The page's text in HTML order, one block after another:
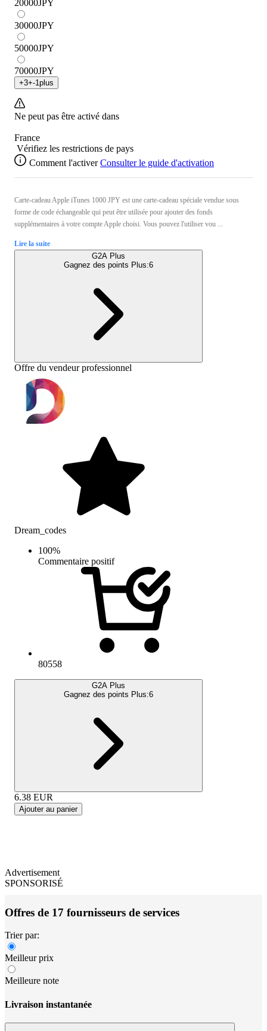
20000JPY
30000JPY
50000JPY
70000JPY
+3+-1 plus
Ne peut pas être activé dans
France
Vérifiez les restrictions de pays
Comment l'activer Consulter le guide d'activation
Carte-cadeau Apple iTunes 1000 JPY est une carte-cadeau spéciale vendue sous
forme de code échangeable qui peut être utilisée pour ajouter des fonds
supplémentaires à votre compte Apple choisi. Vous pouvez l'utiliser vou ...
Lire la suite
G2A Plus
Gagnez des points Plus:6
Offre du vendeur professionnel
Dream_codes
100%
Commentaire positif
80558
G2A Plus
Gagnez des points Plus:6
6.38 EUR
Ajouter au panier
Advertisement
SPONSORISÉ
Offres de 17 fournisseurs de services
Trier par:
Meilleur prix
Meilleure note
Livraison instantanée